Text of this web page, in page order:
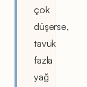
çok
düşerse,
tavuk
fazla
yağ